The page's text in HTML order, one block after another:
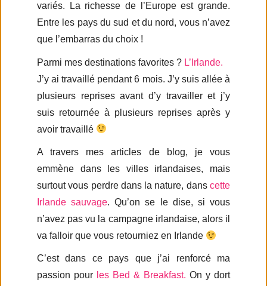
variés. La richesse de l’Europe est grande.
Entre les pays du sud et du nord, vous n’avez
que l’embarras du choix !
Parmi mes destinations favorites ? L’Irlande.
J’y ai travaillé pendant 6 mois. J’y suis allée à
plusieurs reprises avant d’y travailler et j’y
suis retournée à plusieurs reprises après y
avoir travaillé
A travers mes articles de blog, je vous
emmène dans les villes irlandaises, mais
surtout vous perdre dans la nature, dans cette
Irlande sauvage. Qu’on se le dise, si vous
n’avez pas vu la campagne irlandaise, alors il
va falloir que vous retourniez en Irlande
C’est dans ce pays que j’ai renforcé ma
passion pour les Bed & Breakfast. On y dort